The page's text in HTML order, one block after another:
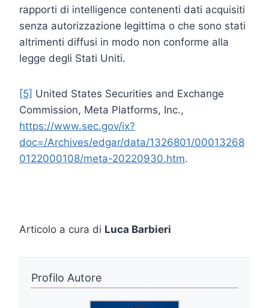
rapporti di intelligence contenenti dati acquisiti
senza autorizzazione legittima o che sono stati
altrimenti diffusi in modo non conforme alla
legge degli Stati Uniti.
[5] United States Securities and Exchange
Commission, Meta Platforms, Inc.,
https://www.sec.gov/ix?
doc=/Archives/edgar/data/1326801/00013268
0122000108/meta-20220930.htm.
Articolo a cura di Luca Barbieri
Profilo Autore